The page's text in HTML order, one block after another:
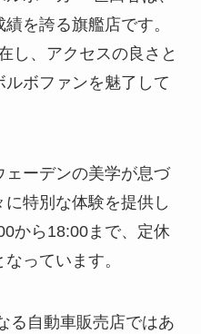
を誇る旗艦店です。
し、アクセスの良さと
ボファンを魅了して
ェーデンの美学が息づ
特別な体験を提供し
から18:00まで、定休
っています。
る自動車販売店ではあ